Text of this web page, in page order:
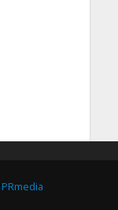
PRmedia